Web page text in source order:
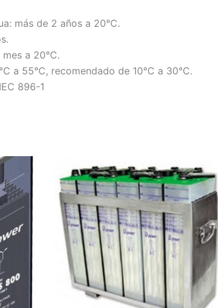
más de 2 años a 20°C.
a 20°C.
a 55°C, recomendado de 10°C a 30°C.
896-1